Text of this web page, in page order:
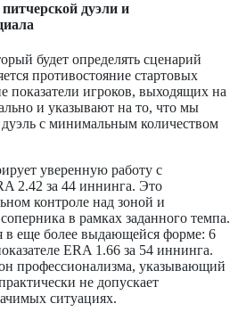
дуэли и
будет определять сценарий
противостояние стартовых
показатели игроков, выходящих на
и указывают на то, что мы
с минимальным количеством
уверенную работу с
2.42 за 44 иннинга. Это
контроле над зоной и
в рамках заданного темпа.
в еще более выдающейся форме: 6
ERA 1.66 за 54 иннинга.
профессионализма, указывающий
не допускает
ситуациях.